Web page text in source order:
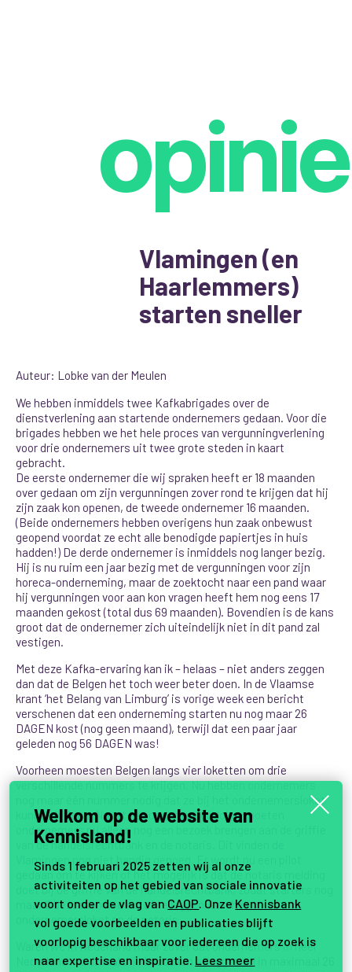
opinie
Vlamingen (en
Haarlemmers)
starten sneller
Auteur: Lobke van der Meulen
We hebben inmiddels twee Kafkabrigades over de
dienstverlening aan startende ondernemers gedaan. Voor die
brigades hebben we het hele proces van vergunningverlening
voor drie ondernemers uit twee grote steden in kaart
gebracht.
De eerste ondernemer die wij spraken heeft er 18 maanden
over gedaan om zijn vergunningen zover rond te krijgen dat hij
zijn zaak kon openen, de tweede ondernemer 16 maanden.
(Beide ondernemers hebben overigens hun zaak onbewust
geopend voordat ze echt alle benodigde papiertjes in huis
hadden!) De derde ondernemer is inmiddels nog langer bezig.
Hij is nu ruim een jaar bezig met de vergunningen voor zijn
horeca-onderneming, maar de zoektocht naar een pand waar
hij vergunningen voor aan kon vragen heeft hem nog eens 17
maanden gekost (total dus 69 maanden). Bovendien is de kans
groot dat de ondernemer zich uiteindelijk niet in dit pand zal
vestigen.
Met deze Kafka-ervaring kan ik – helaas – niet anders zeggen
dan dat de Belgen het toch weer beter doen. In de Vlaamse
krant ‘het Belang van Limburg’ is vorige week een bericht
verschenen dat een onderneming starten nu nog maar 26
DAGEN kost (nog geen maand), terwijl dat een paar jaar
geleden nog 56 DAGEN was!
Voorheen moesten Belgen langs vier loketten om drie
verschillende nummers te krijgen. Nu hebben ondernemers
nog maar één nummer nodig dat ze bij het ondernemersloket
kunnen krijgen. Naast het ondernemersloket moeten
ondernemers nu alleen nog een bezoek brengen aan de griffie
van de handelsrechtbank en de notaris. Dit vinden de
Vlamingen nog niet handig genoeg. Er wordt nu een pilot
gedaan om te kijken of het mogelijk is dat de notaris melding
doet bij de griffie van de handelsrechtbank, zodat starters nog
maar 2 bezoeken hoeven af te leggen, aan het
ondernemersloket en de notaris.
Waren we in Nederland maar zover dat ondernemers in heel
Nederland maximaal drie bezoeken afleggen en in maximaal 26
Welkom op de website van
Kennisland!
Sinds 1 februari 2025 zetten wij al onze
activiteiten op het gebied van sociale innovatie
voort onder de vlag van CAOP . Onze Kennisbank
vol goede voorbeelden en publicaties blijft
voorlopig beschikbaar voor iedereen die op zoek is
naar expertise en inspiratie. Lees meer